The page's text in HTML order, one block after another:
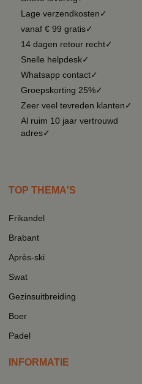
Lage verzendkosten✓
vanaf € 99 gratis✓
14 dagen retour recht✓
Snelle helpdesk✓
Whatsapp contact✓
Groepskorting 25%✓
Zeer veel tevreden klanten✓
Al ruim 10 jaar vertrouwd
adres✓
TOP THEMA'S
Frikandel
Brabant
Après-ski
Swat
Gezinsuitbreiding
Boer
Padel
INFORMATIE